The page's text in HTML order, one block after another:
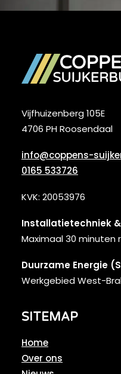
Vijfhuizenberg 105E
4706 PH Roosendaal
info@coppens-
0165 533726
KVK: 20053976
Installatietechniek
Maximaal 30 minuten
Duurzame Energie
Werkgebied West-
SITEMAP
Home
Over ons